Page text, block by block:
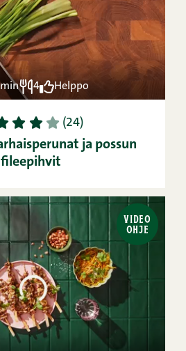
4 Helppo
3 4 5 (24)
ja possun
fileepihvit
VIDEO
OHJE